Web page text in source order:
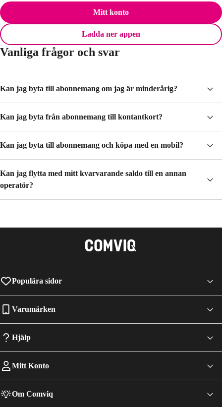
Mitt konto
Ladda ner appen
Vanliga frågor och svar
Kan jag byta till abonnemang om jag är minderårig?
Kan jag byta från abonnemang till kontantkort?
Kan jag byta till abonnemang och köpa med en mobil?
Kan jag flytta med mitt kvarvarande saldo till en annan
operatör?
Populära sidor
Varumärken
Hjälp
Mitt Konto
Om Comviq